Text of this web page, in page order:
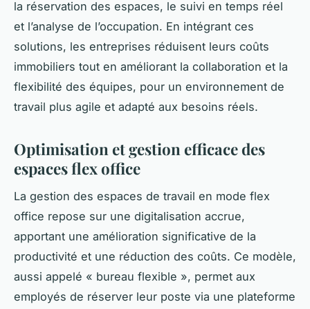
la réservation des espaces, le suivi en temps réel
et l’analyse de l’occupation. En intégrant ces
solutions, les entreprises réduisent leurs coûts
immobiliers tout en améliorant la collaboration et la
flexibilité des équipes, pour un environnement de
travail plus agile et adapté aux besoins réels.
Optimisation et gestion efficace des
espaces flex office
La gestion des espaces de travail en mode flex
office repose sur une digitalisation accrue,
apportant une amélioration significative de la
productivité et une réduction des coûts. Ce modèle,
aussi appelé « bureau flexible », permet aux
employés de réserver leur poste via une plateforme